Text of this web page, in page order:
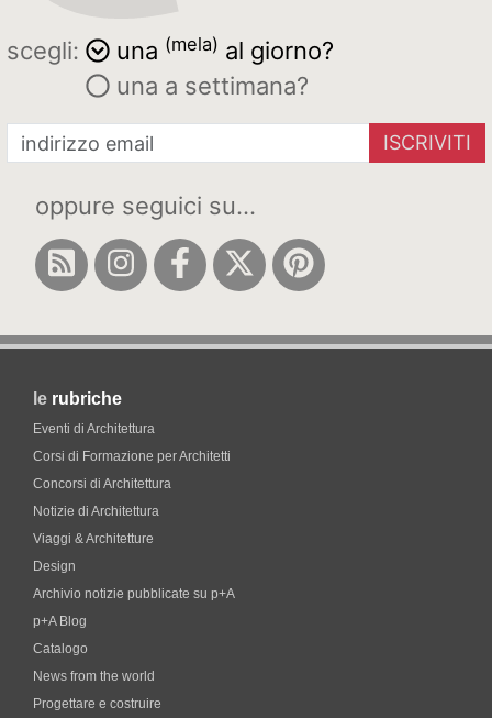
scegli: una (mela) al giorno?
una a settimana?
ISCRIVITI
oppure seguici su...
le rubriche
Eventi di Architettura
Corsi di Formazione per Architetti
Concorsi di Architettura
Notizie di Architettura
Viaggi & Architetture
Design
Archivio notizie pubblicate su p+A
p+A Blog
Catalogo
News from the world
Progettare e costruire